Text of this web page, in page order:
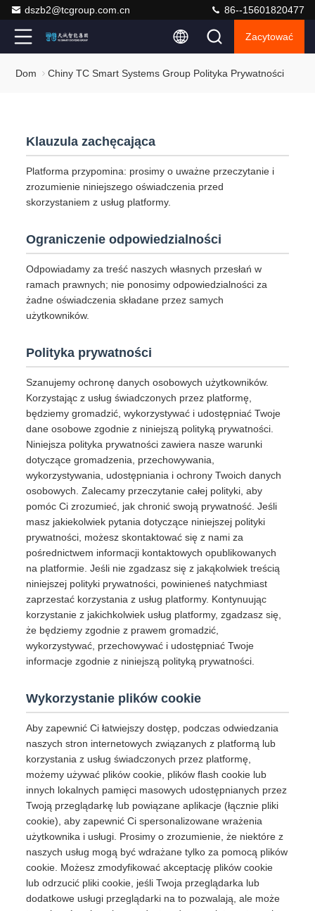
dszb2@tcgroup.com.cn 86--15601820477
Zacytować
Dom Chiny TC Smart Systems Group Polityka Prywatności
Klauzula zachęcająca
Platforma przypomina: prosimy o uważne przeczytanie i
zrozumienie niniejszego oświadczenia przed
skorzystaniem z usług platformy.
Ograniczenie odpowiedzialności
Odpowiadamy za treść naszych własnych przesłań w
ramach prawnych; nie ponosimy odpowiedzialności za
żadne oświadczenia składane przez samych
użytkowników.
Polityka prywatności
Szanujemy ochronę danych osobowych użytkowników.
Korzystając z usług świadczonych przez platformę,
będziemy gromadzić, wykorzystywać i udostępniać Twoje
dane osobowe zgodnie z niniejszą polityką prywatności.
Niniejsza polityka prywatności zawiera nasze warunki
dotyczące gromadzenia, przechowywania,
wykorzystywania, udostępniania i ochrony Twoich danych
osobowych. Zalecamy przeczytanie całej polityki, aby
pomóc Ci zrozumieć, jak chronić swoją prywatność. Jeśli
masz jakiekolwiek pytania dotyczące niniejszej polityki
prywatności, możesz skontaktować się z nami za
pośrednictwem informacji kontaktowych opublikowanych
na platformie. Jeśli nie zgadzasz się z jakąkolwiek treścią
niniejszej polityki prywatności, powinieneś natychmiast
zaprzestać korzystania z usług platformy. Kontynuując
korzystanie z jakichkolwiek usług platformy, zgadzasz się,
że będziemy zgodnie z prawem gromadzić,
wykorzystywać, przechowywać i udostępniać Twoje
informacje zgodnie z niniejszą polityką prywatności.
Wykorzystanie plików cookie
Aby zapewnić Ci łatwiejszy dostęp, podczas odwiedzania
naszych stron internetowych związanych z platformą lub
korzystania z usług świadczonych przez platformę,
możemy używać plików cookie, plików flash cookie lub
innych lokalnych pamięci masowych udostępnianych przez
Twoją przeglądarkę lub powiązane aplikacje (łącznie pliki
cookie), aby zapewnić Ci spersonalizowane wrażenia
użytkownika i usługi. Prosimy o zrozumienie, że niektóre z
naszych usług mogą być wdrażane tylko za pomocą plików
cookie. Możesz zmodyfikować akceptację plików cookie
lub odrzucić pliki cookie, jeśli Twoja przeglądarka lub
dodatkowe usługi przeglądarki na to pozwalają, ale może